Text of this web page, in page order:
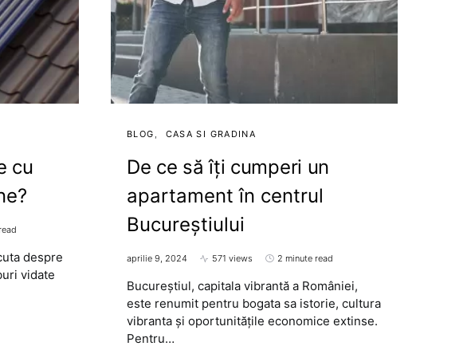
cu
despre
vidate
BLOG CASA SI GRADINA
De ce să îți cumperi un
apartament în centrul
Bucureștiului
aprilie 9, 2024 571 views 2 minute read
Bucureștiul, capitala vibrantă a României,
este renumit pentru bogata sa istorie, cultura
vibranta și oportunitățile economice extinse.
Pentru…